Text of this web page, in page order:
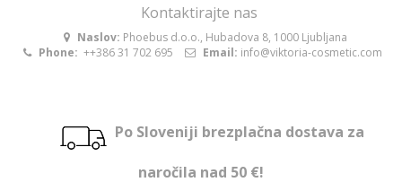
Kontaktirajte nas
Naslov: Phoebus d.o.o., Hubadova 8, 1000 Ljubljana
Phone: ++386 31 702 695 Email: info@viktoria-cosmetic.com
Po Sloveniji brezplačna dostava za
naročila nad 50 €!